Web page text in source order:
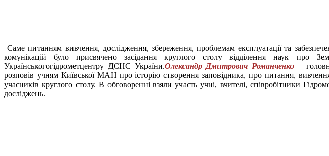
Саме питанням вивчення, дослідження, збереження, проблемам експлуатації та
комунікацій було присвячено засідання круглого столу відділення наук про
Українськогогідрометцентру ДСНС України.Олександр Дмитрович Романченко –
розповів учням Київської МАН про історію створення заповідника, про питання,
учасників круглого столу. В обговоренні взяли участь учні, вчителі, співробітники
досліджень.